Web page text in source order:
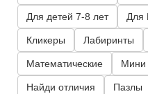
Для детей 7-8 лет Для
Кликеры Лабиринты
Математические Мини
Найди отличия Пазлы